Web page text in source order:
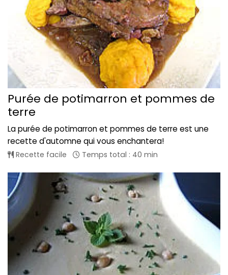
Purée de potimarron et pommes de
terre
La purée de potimarron et pommes de terre est une
recette d'automne qui vous enchantera!
Recette facile Temps total : 40 min